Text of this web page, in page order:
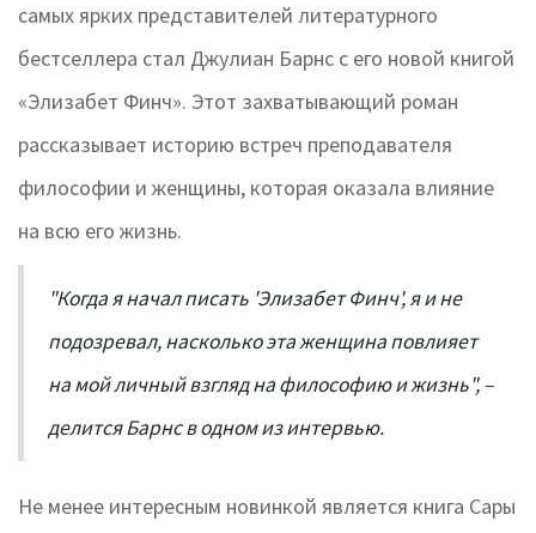
самых ярких представителей литературного
бестселлера стал Джулиан Барнс с его новой книгой
«Элизабет Финч». Этот захватывающий роман
рассказывает историю встреч преподавателя
философии и женщины, которая оказала влияние
на всю его жизнь.
"Когда я начал писать 'Элизабет Финч', я и не
подозревал, насколько эта женщина повлияет
на мой личный взгляд на философию и жизнь", –
делится Барнс в одном из интервью.
Не менее интересным новинкой является книга Сары